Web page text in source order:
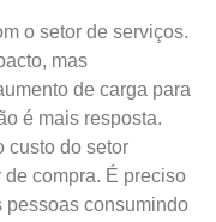
o setor de serviços.
mas
de carga para
é mais resposta.
custo do setor
compra. É preciso
pessoas consumindo